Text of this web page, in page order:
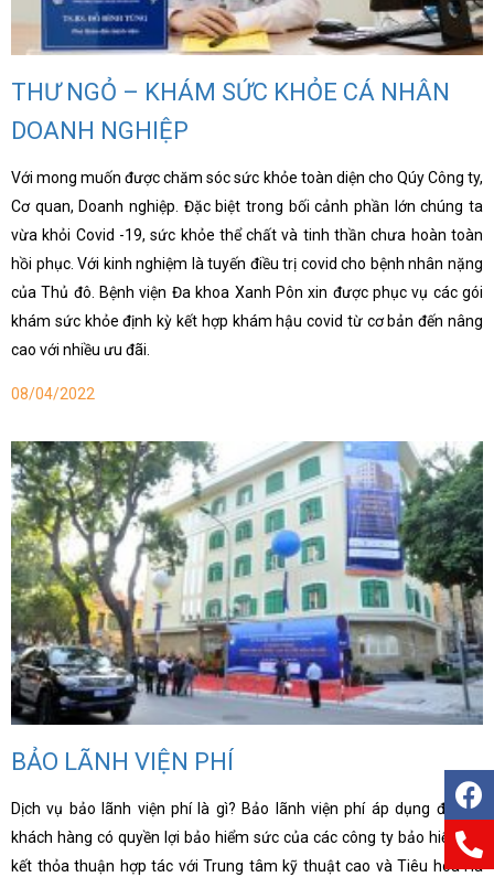
THƯ NGỎ – KHÁM SỨC KHỎE CÁ NHÂN
DOANH NGHIỆP
Với mong muốn được chăm sóc sức khỏe toàn diện cho Qúy Công ty,
Cơ quan, Doanh nghiệp. Đặc biệt trong bối cảnh phần lớn chúng ta
vừa khỏi Covid -19, sức khỏe thể chất và tinh thần chưa hoàn toàn
hồi phục. Với kinh nghiệm là tuyến điều trị covid cho bệnh nhân nặng
của Thủ đô. Bệnh viện Đa khoa Xanh Pôn xin được phục vụ các gói
khám sức khỏe định kỳ kết hợp khám hậu covid từ cơ bản đến nâng
cao với nhiều ưu đãi.
08/04/2022
BẢO LÃNH VIỆN PHÍ
Dịch vụ bảo lãnh viện phí là gì? Bảo lãnh viện phí áp dụng đối với
khách hàng có quyền lợi bảo hiểm sức của các công ty bảo hiểm ký
kết thỏa thuận hợp tác với Trung tâm kỹ thuật cao và Tiêu hóa Hà